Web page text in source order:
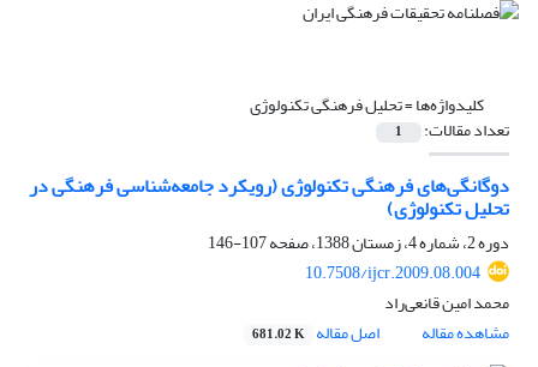
کلیدواژه‌ها =تحلیل فرهنگی تکنولوژی
تعداد مقالات: 1
دوگانگی‌های فرهنگی تکنولوژی (رویکرد جامعه‌شناسی فرهنگی در
تحلیل تکنولوژی)
دوره 2، شماره 4، زمستان 1388، صفحه
107-146
10.7508/ijcr.2009.08.004
محمد امین قانعی‌راد
مشاهده مقاله
اصل مقاله 681.02 K